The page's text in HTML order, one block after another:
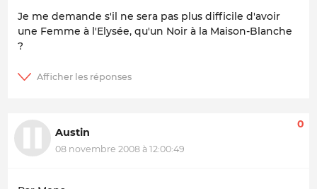
Je me demande s'il ne sera pas plus difficile d'avoir
une Femme à l'Elysée, qu'un Noir à la Maison-Blanche
?
Austin
08 novembre 2008 à 12:00:49
0